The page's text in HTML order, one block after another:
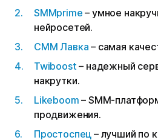
SMMprime – умное
нейросетей.
СММ Лавка – самая
Twiboost – надежный
накрутки.
Likeboom – SMM-
продвижения.
Простоспец – лучший по